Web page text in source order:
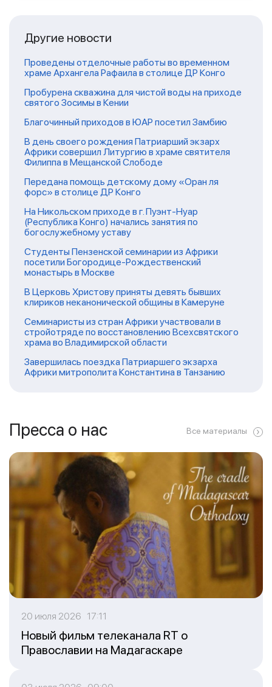
Другие новости
Проведены отделочные работы во временном
храме Архангела Рафаила в столице ДР Конго
Пробурена скважина для чистой воды на приходе
святого Зосимы в Кении
Благочинный приходов в ЮАР посетил Замбию
В день своего рождения Патриарший экзарх
Африки совершил Литургию в храме святителя
Филиппа в Мещанской Слободе
Передана помощь детскому дому «Оран ля
форс» в столице ДР Конго
На Никольском приходе в г. Пуэнт-Нуар
(Республика Конго) начались занятия по
богослужебному уставу
Студенты Пензенской семинарии из Африки
посетили Богородице-Рождественский
монастырь в Москве
В Церковь Христову приняты девять бывших
клириков неканонической общины в Камеруне
Семинаристы из стран Африки участвовали в
стройотряде по восстановлению Всехсвятского
храма во Владимирской области
Завершилась поездка Патриаршего экзарха
Африки митрополита Константина в Танзанию
Пресса о нас Все материалы
20 июля 2026 17:11
Новый фильм телеканала RT о
Православии на Мадагаскаре